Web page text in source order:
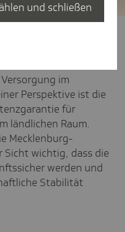
Nationalen
in
im
Perspektive ist die
für
ländlichen Raum.
Mecklenburg-
Sicht wichtig, dass die
werden und
Stabilität
und schließen